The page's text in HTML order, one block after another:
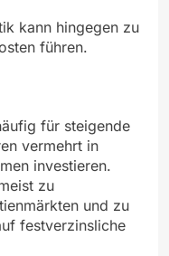
kann hingegen zu
führen.
für steigende
vermehrt in
investieren.
zu
und zu
festverzinsliche